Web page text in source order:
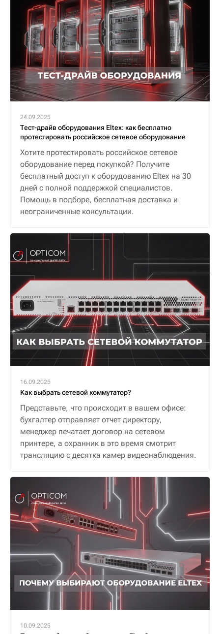
24.09.2025
Тест-драйв оборудования Eltex: как бесплатно
протестировать российское сетевое оборудование
Хотите протестировать российское сетевое
оборудование перед покупкой? Получите
бесплатный доступ к оборудованию Eltex на 30
дней с полной поддержкой специалистов.
Помощь в подборе, бесплатная доставка и
неограниченные консультации.
16.09.2025
Как выбрать сетевой коммутатор?
Представьте, что происходит в вашем офисе:
бухгалтер отправляет отчет директору,
менеджер печатает договор на сетевом
принтере, а охранник в это время смотрит
трансляцию с десятка камер видеонаблюдения.
10.09.2025